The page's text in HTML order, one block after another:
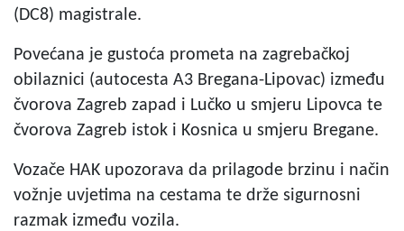
(DC8) magistrale.
Povećana je gustoća prometa na zagrebačkoj
obilaznici (autocesta A3 Bregana-Lipovac) između
čvorova Zagreb zapad i Lučko u smjeru Lipovca te
čvorova Zagreb istok i Kosnica u smjeru Bregane.
Vozače HAK upozorava da prilagode brzinu i način
vožnje uvjetima na cestama te drže sigurnosni
razmak između vozila.